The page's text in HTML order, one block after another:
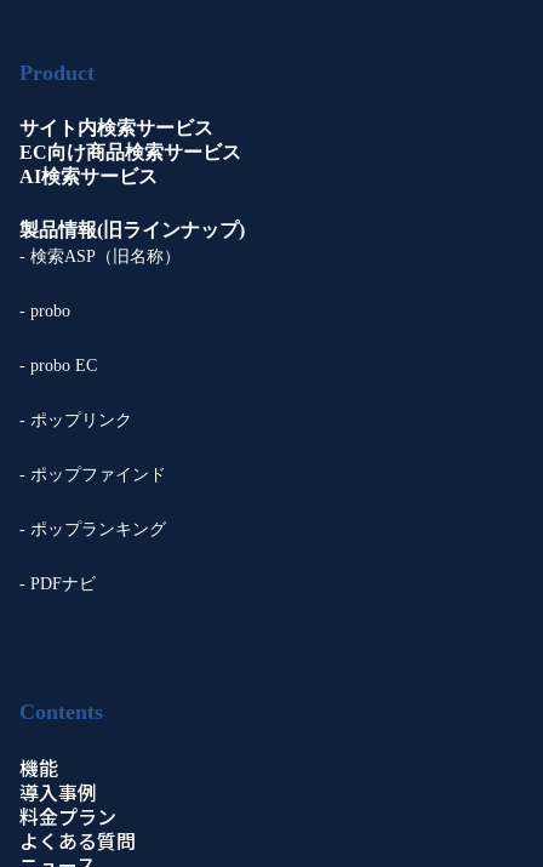
Product
サイト内検索サービス
EC向け商品検索サービス
AI検索サービス
製品情報(旧ラインナップ)
- 検索ASP（旧名称）
- probo
- probo EC
- ポップリンク
- ポップファインド
- ポップランキング
- PDFナビ
Contents
機能
導入事例
料金プラン
よくある質問